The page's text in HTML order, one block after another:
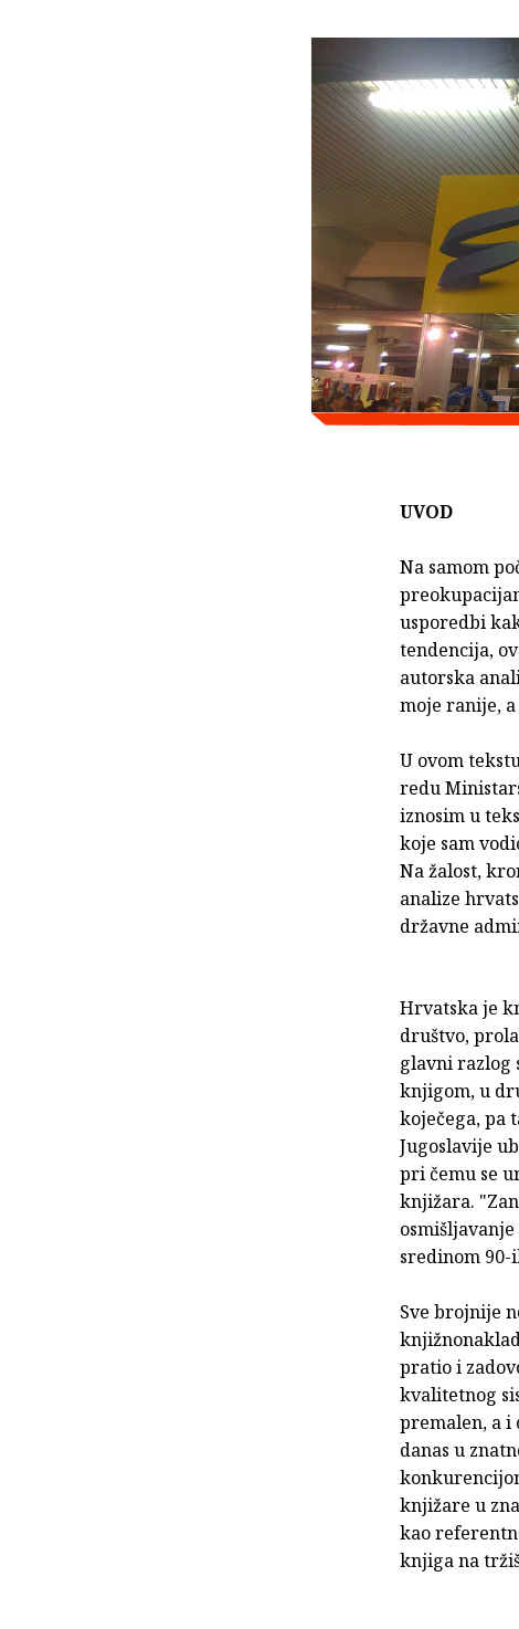
UVOD
Na samom
usporedbi
tendencija,
autorska
moje ranije,
U ovom
redu
iznosim u
koje sam
Na žalost,
analize
državne
Hrvatska je
društvo,
glavni razlog
knjigom, u
koječega, pa
Jugoslavije
pri čemu se
knjižara.
sredinom 90-
Sve brojnije
pratio i
kvalitetnog
premalen, a i
danas u
knjižare u
kao
knjiga na